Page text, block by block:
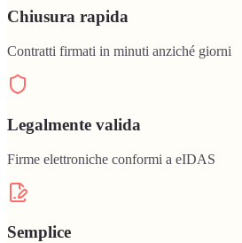
Chiusura rapida
Contratti firmati in minuti anziché giorni
Legalmente valida
Firme elettroniche conformi a eIDAS
Semplice